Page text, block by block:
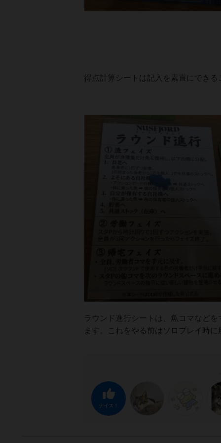
得点計算シートは記入を素直にでき
ラウンド進行シートは、魚コマなど
ます。これをやる前はソロプレイ時
ナイス！